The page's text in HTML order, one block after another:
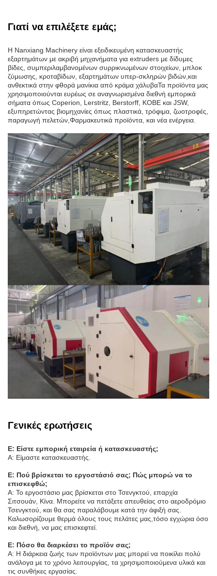
Γιατί να επιλέξετε εμάς;
Η Nanxiang Machinery είναι εξειδικευμένη κατασκευαστής
εξαρτημάτων με ακριβή μηχανήματα για extruders με δίδυμες
βίδες, συμπεριλαμβανομένων συρρικνωμένων στοιχείων, μπλοκ
ζύμωσης, κροταβίδων, εξαρτημάτων υπερ-σκληρών βιδών,και
ανθεκτικά στην φθορά μανίκια από κράμα χάλυβαΤα προϊόντα μας
χρησιμοποιούνται ευρέως σε αναγνωρισμένα διεθνή εμπορικά
σήματα όπως Coperion, Lerstritz, Berstorff, KOBE και JSW,
εξυπηρετώντας βιομηχανίες όπως πλαστικά, τρόφιμα, ζωοτροφές,
παραγωγή πελετών,Φαρμακευτικά προϊόντα, και νέα ενέργεια.
Γενικές ερωτήσεις
Ε: Είστε εμπορική εταιρεία ή κατασκευαστής;
Α: Είμαστε κατασκευαστής.
Ε: Πού βρίσκεται το εργοστάσιό σας; Πώς μπορώ να το
επισκεφθώ;
Α: Το εργοστάσιο μας βρίσκεται στο Τσενγκτού, επαρχία
Σιτσουάν, Κίνα. Μπορείτε να πετάξετε απευθείας στο αεροδρόμιο
Τσενγκτού, και θα σας παραλάβουμε κατά την άφιξή σας.
Καλωσορίζουμε θερμά όλους τους πελάτες μας,τόσο εγχώρια όσο
και διεθνή, να μας επισκεφτεί.
Ε: Πόσο θα διαρκέσει το προϊόν σας;
Α: Η διάρκεια ζωής των προϊόντων μας μπορεί να ποικίλει πολύ
ανάλογα με το χρόνο λειτουργίας, τα χρησιμοποιούμενα υλικά και
τις συνθήκες εργασίας.